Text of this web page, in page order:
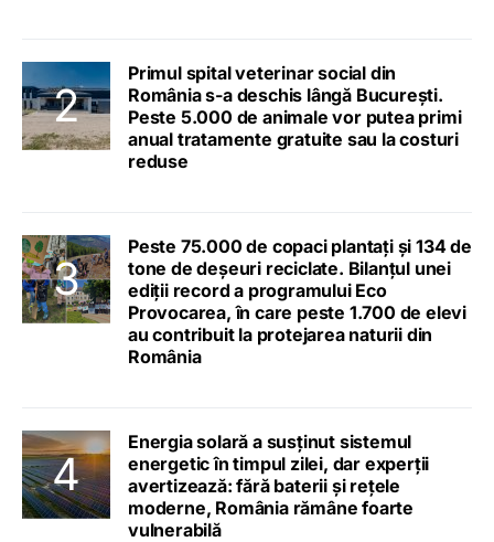
Primul spital veterinar social din
România s-a deschis lângă București.
Peste 5.000 de animale vor putea primi
anual tratamente gratuite sau la costuri
reduse
Peste 75.000 de copaci plantați și 134 de
tone de deșeuri reciclate. Bilanțul unei
ediții record a programului Eco
Provocarea, în care peste 1.700 de elevi
au contribuit la protejarea naturii din
România
Energia solară a susținut sistemul
energetic în timpul zilei, dar experții
avertizează: fără baterii și rețele
moderne, România rămâne foarte
vulnerabilă